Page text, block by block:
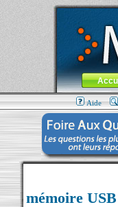
MacBook-fr.com :
Aller au contenu-
Menu
Aide
mémoire USB